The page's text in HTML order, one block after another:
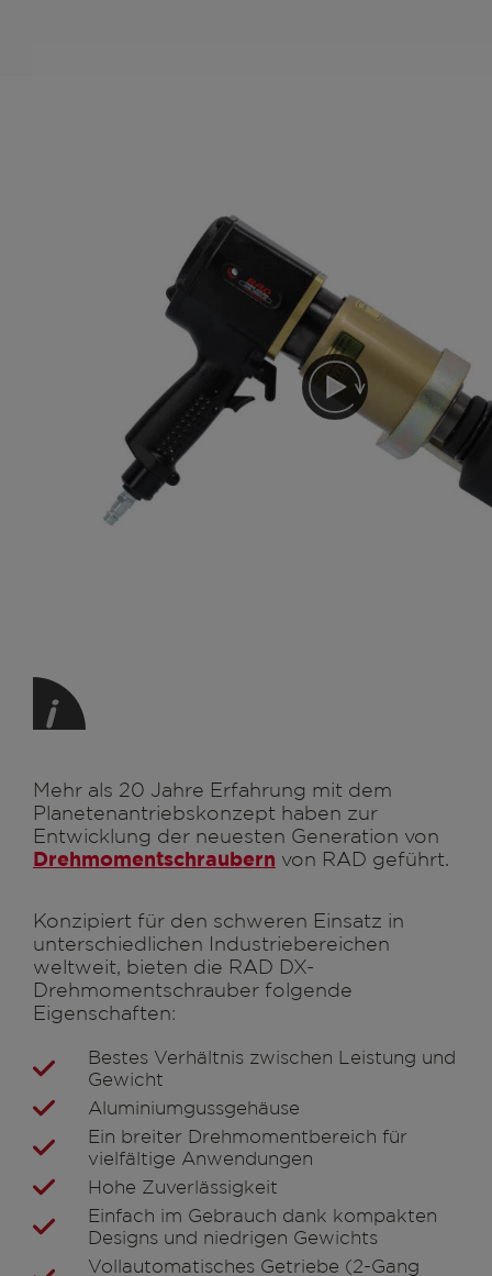
Mehr als 20 Jahre Erfahrung mit dem
Planetenantriebskonzept haben zur
Entwicklung der neuesten Generation von
Drehmomentschraubern von RAD geführt.
Konzipiert für den schweren Einsatz in
unterschiedlichen Industriebereichen
weltweit, bieten die RAD DX-
Drehmomentschrauber folgende
Eigenschaften:
Bestes Verhältnis zwischen Leistung und
Gewicht
Aluminiumgussgehäuse
Ein breiter Drehmomentbereich für
vielfältige Anwendungen
Hohe Zuverlässigkeit
Einfach im Gebrauch dank kompakten
Designs und niedrigen Gewichts
Vollautomatisches Getriebe (2-Gang